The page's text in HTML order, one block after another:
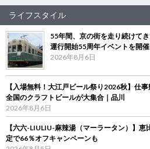
ライフスタイル
55年間、京の街を走り続けて
運行開始55周年イベントを開催
2026年8月6日
【入場無料！大江戸ビール祭り2026秋】仕
全国のクラフトビールが大集合｜品川
2026年8月6日
【六六-LIULIU-麻辣湯（マーラータン）】
定で66％オフキャンペーンも